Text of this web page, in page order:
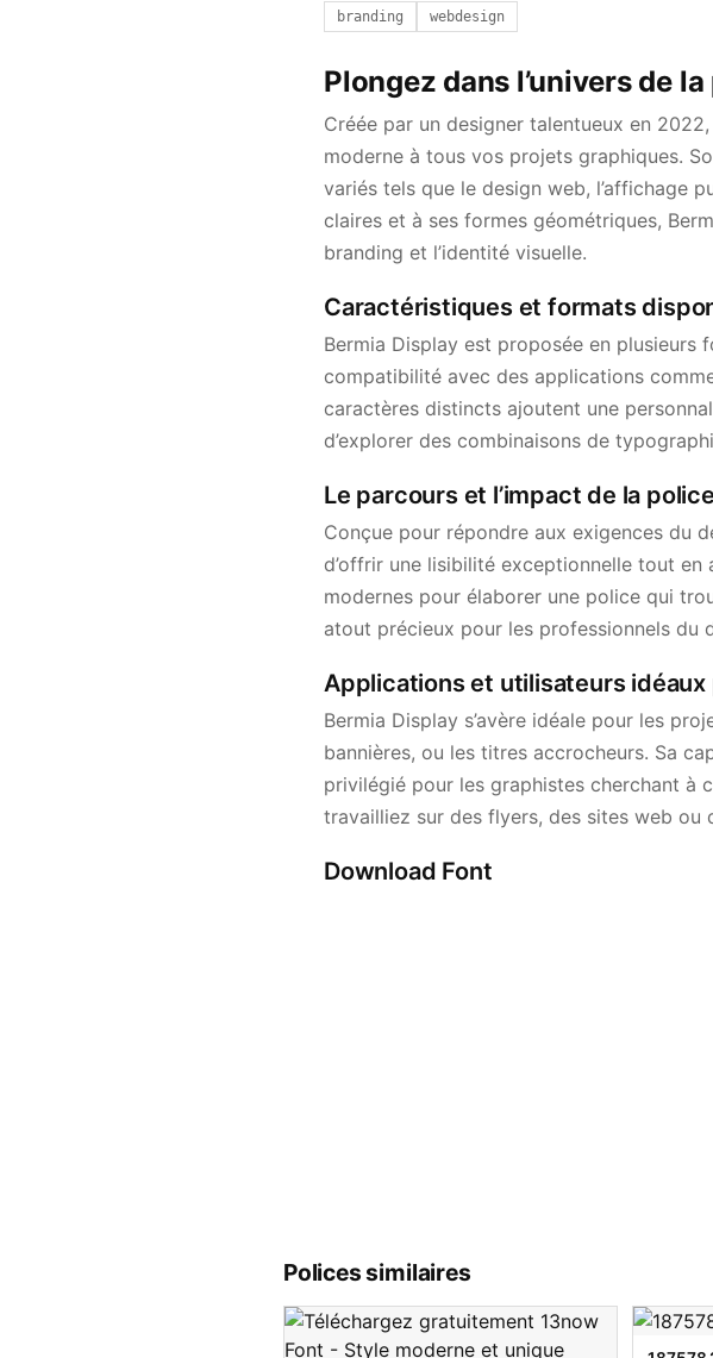
branding webdesign
Plongez dans l’univers de
Créée par un designer talentueux en
moderne à tous vos projets graphiques.
variés tels que le design web, l’affichage
claires et à ses formes géométriques,
branding et l’identité visuelle.
Caractéristiques et formats
Bermia Display est proposée en plusieurs
compatibilité avec des applications
caractères distincts ajoutent une
d’explorer des combinaisons de
Le parcours et l’impact de la
Conçue pour répondre aux exigences du
d’offrir une lisibilité exceptionnelle tout
modernes pour élaborer une police qui
atout précieux pour les professionnels du
Applications et utilisateurs idéaux
Bermia Display s’avère idéale pour les
bannières, ou les titres accrocheurs. Sa
privilégié pour les graphistes cherchant à
travailliez sur des flyers, des sites web ou
Download Font
Polices similaires